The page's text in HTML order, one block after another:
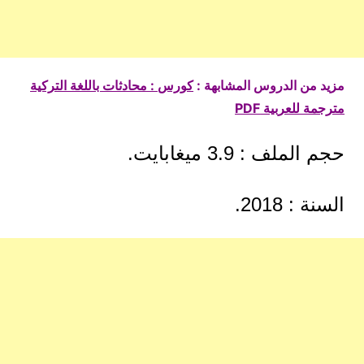
مزيد من الدروس المشابهة :كورس : محادثات باللغة التركية
مترجمة للعربية PDF
حجم الملف : 3.9 ميغابايت.
السنة : 2018.